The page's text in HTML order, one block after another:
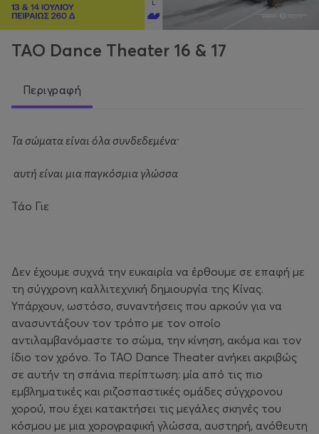
TAO Dance Theater 16 & 17
Περιγραφή
Τα σώματα είναι όλα συνδεδεμένα·
αυτή είναι μια παγκόσμια γλώσσα
Τάο Γιε
Δεν έχουμε συχνά την ευκαιρία να έρθουμε σε επαφή με
τη σύγχρονη καλλιτεχνική δημιουργία της Κίνας.
Υπάρχουν, ωστόσο, συναντήσεις που αρκούν για να
ανασυντάξουν τον τρόπο με τον οποίο
αντιλαμβανόμαστε το σώμα, την κίνηση, ακόμα και τον
ίδιο τον χρόνο. Το TAO Dance Theater ανήκει ακριβώς
σε αυτήν τη σπάνια περίπτωση: μία από τις πιο
εμβληματικές και ριζοσπαστικές ομάδες σύγχρονου
χορού, που έχει κατακτήσει τις μεγάλες σκηνές του
κόσμου με μια χορογραφική γλώσσα, αυστηρή, ανόθευτη